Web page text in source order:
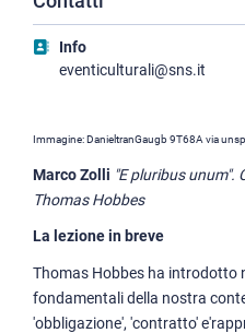
Info
eventiculturali@sns.it
Immagine: DanieltranGaugb 9T68A via
Marco Zolli "E pluribus unum".
Thomas Hobbes
La lezione in breve
Thomas Hobbes ha introdotto
fondamentali della nostra
'obbligazione', 'contratto'